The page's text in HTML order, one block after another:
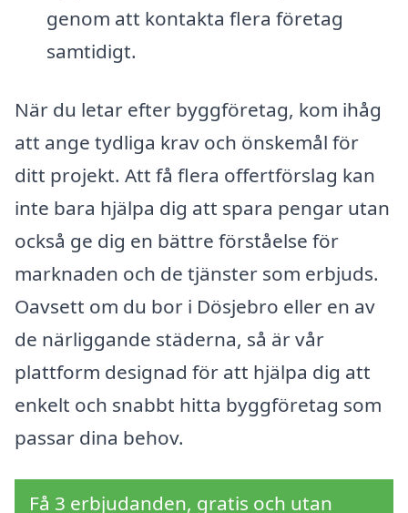
genom att kontakta flera företag
samtidigt.
När du letar efter byggföretag, kom ihåg
att ange tydliga krav och önskemål för
ditt projekt. Att få flera offertförslag kan
inte bara hjälpa dig att spara pengar utan
också ge dig en bättre förståelse för
marknaden och de tjänster som erbjuds.
Oavsett om du bor i Dösjebro eller en av
de närliggande städerna, så är vår
plattform designad för att hjälpa dig att
enkelt och snabbt hitta byggföretag som
passar dina behov.
Få 3 erbjudanden, gratis och utan